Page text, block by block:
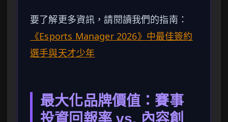
要了解更多資訊，請閱讀我們的指南：
《Esports Manager 2026》中最佳簽約
選手與天才少年
最大化品牌價值：賽事
投資回報率 vs. 內容創